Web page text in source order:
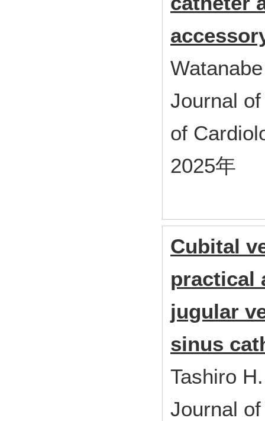
Journal
of
2025年
Cubital
practical
jugular
sinus
Tashiro H.
Journal